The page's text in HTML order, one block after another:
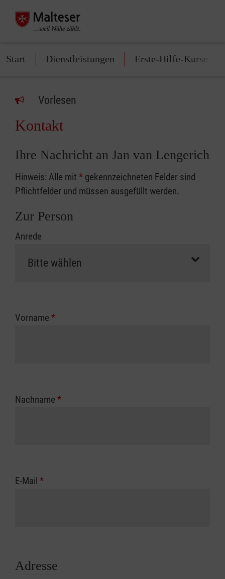
Start Dienstleistungen Erste-Hilfe-Kurse
Vorlesen
Kontakt
Ihre Nachricht an Jan van Lengerich
Hinweis: Alle mit * gekennzeichneten Felder sind
Pflichtfelder und müssen ausgefüllt werden.
Zur Person
Anrede
Vorname *
Nachname *
E-Mail *
Adresse